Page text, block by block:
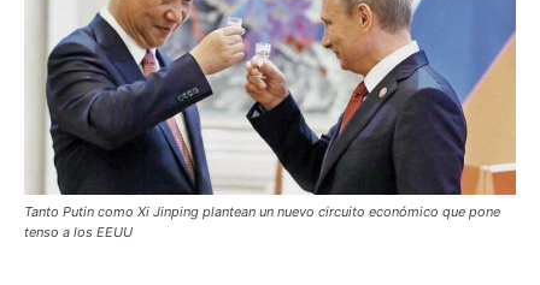
Tanto Putin como Xi Jinping plantean un nuevo circuito económico que pone
tenso a los EEUU